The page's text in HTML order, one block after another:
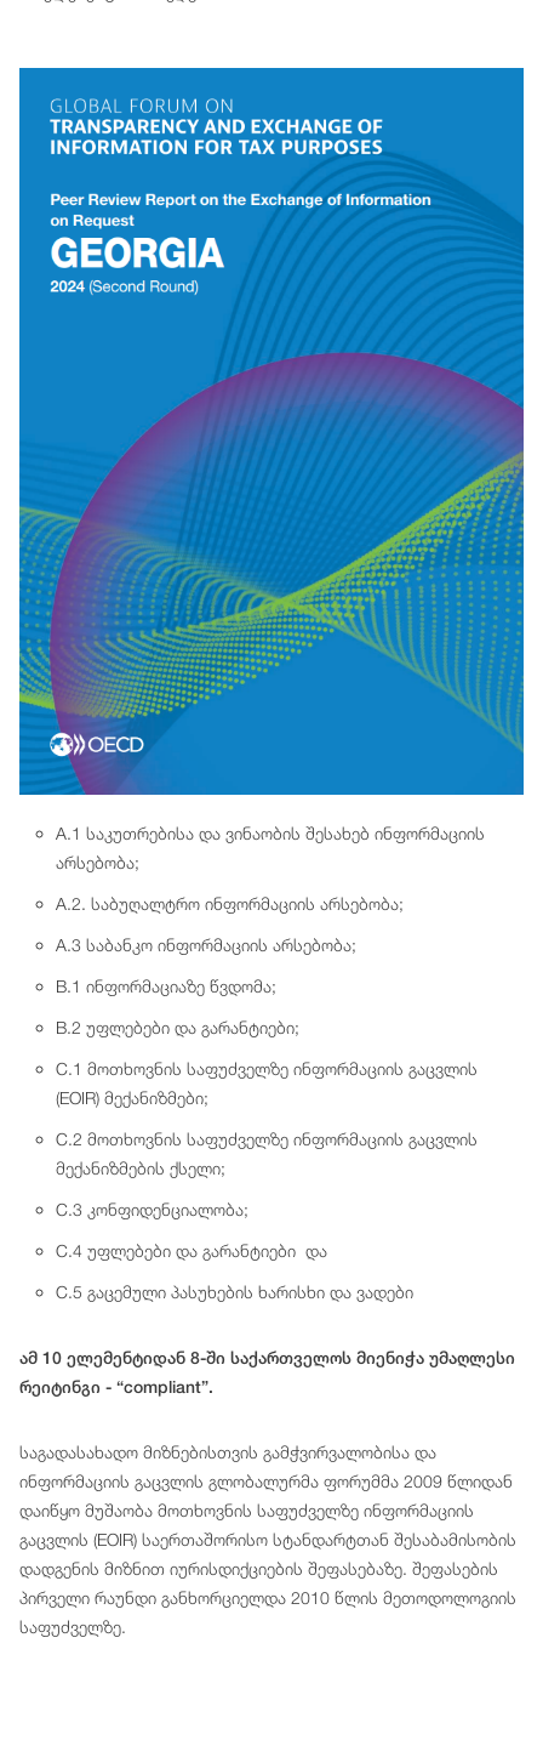
A.1 საკუთრებისა და ვინაობის შესახებ ინფორმაციის
არსებობა;
A.2. საბუღალტრო ინფორმაციის არსებობა;
A.3 საბანკო ინფორმაციის არსებობა;
B.1 ინფორმაციაზე წვდომა;
B.2 უფლებები და გარანტიები;
C.1 მოთხოვნის საფუძველზე ინფორმაციის გაცვლის
(EOIR) მექანიზმები;
C.2 მოთხოვნის საფუძველზე ინფორმაციის გაცვლის
მექანიზმების ქსელი;
C.3 კონფიდენციალობა;
C.4 უფლებები და გარანტიები და
C.5 გაცემული პასუხების ხარისხი და ვადები
ამ 10 ელემენტიდან 8-ში საქართველოს მიენიჭა უმაღლესი
რეიტინგი - “compliant”.
საგადასახადო მიზნებისთვის გამჭვირვალობისა და
ინფორმაციის გაცვლის გლობალურმა ფორუმმა 2009 წლიდან
დაიწყო მუშაობა მოთხოვნის საფუძველზე ინფორმაციის
გაცვლის (EOIR) საერთაშორისო სტანდარტთან შესაბამისობის
დადგენის მიზნით იურისდიქციების შეფასებაზე. შეფასების
პირველი რაუნდი განხორციელდა 2010 წლის მეთოდოლოგიის
საფუძველზე.